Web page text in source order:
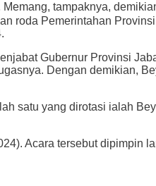
tampaknya,
roda Pemerintahan
Gubernur Provinsi
Dengan demikian,
satu yang dirotasi ialah
Acara tersebut dipimpin